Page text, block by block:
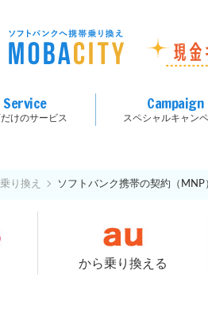
Service
けのサービス
Campaign
スペシャルキャン
り換え ソフトバンク携帯の契約（
から乗り換える